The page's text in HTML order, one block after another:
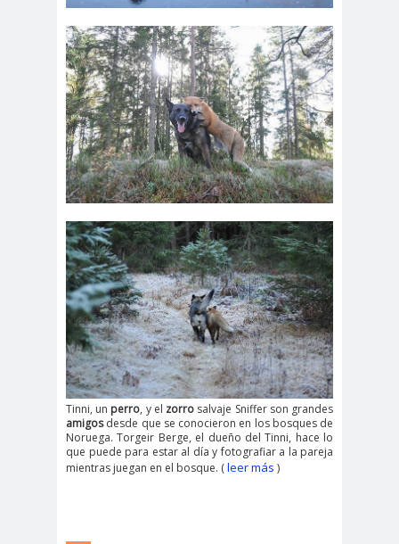
Tinni, un perro, y el zorro salvaje Sniffer son grandes
amigosdesde que se conocieron en los bosques de
Noruega. Torgeir Berge, el dueño del Tinni, hace lo
que puede para estar al día y fotografiar a la pareja
mientras juegan en el bosque. (leer más )